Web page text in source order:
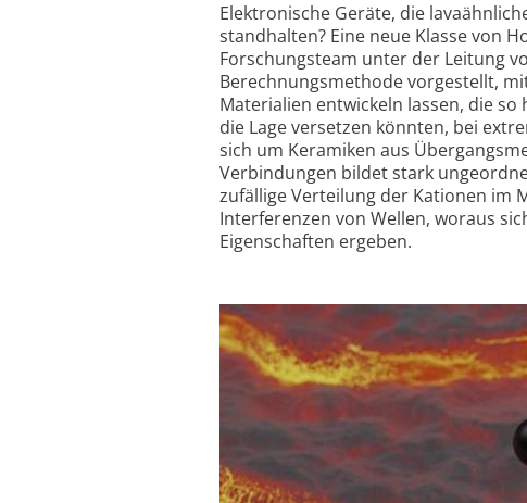
Elektronische Geräte, die
standhalten? Eine neue Klasse von
Forschungsteam unter der Leitung
Berechnungsmethode vorgestellt,
Materialien entwickeln lassen, die
die Lage versetzen könnten, bei
sich um Keramiken aus
Verbindungen bildet stark
zufällige Verteilung der Kationen im
Interferenzen von Wellen, woraus
Eigenschaften ergeben.